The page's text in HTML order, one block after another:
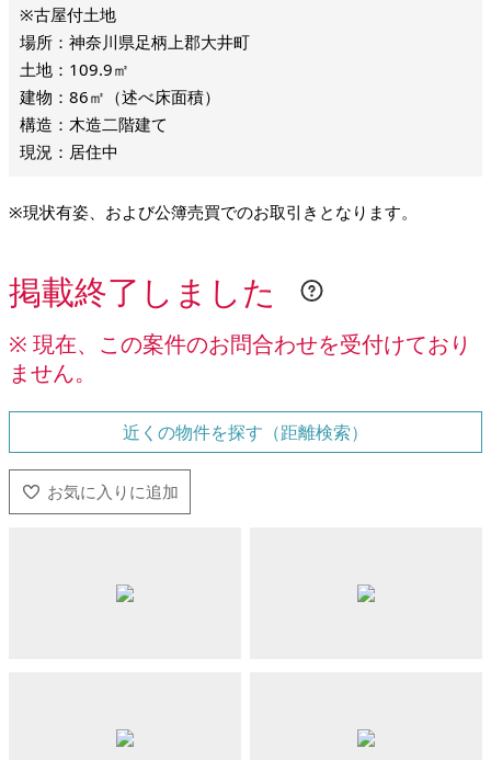
※古屋付土地
場所：神奈川県足柄上郡大井町
土地：109.9㎡
建物：86㎡（述べ床面積）
構造：木造二階建て
現況：居住中
※現状有姿、および公簿売買でのお取引きとなります。
掲載終了しました
※ 現在、この案件のお問合わせを受付けており
ません。
近くの物件を探す（距離検索）